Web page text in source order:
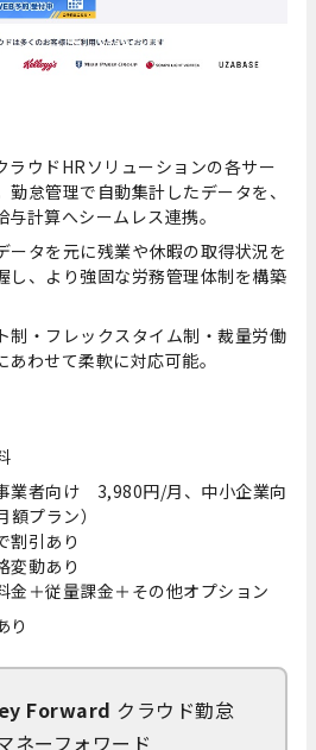
ラウドHRソリューションの各サー
勤怠管理で自動集計したデータを、
計算へシームレス連携。
ータを元に残業や休暇の取得状況を
し、より強固な労務管理体制を構築
制・フレックスタイム制・裁量労働
わせて柔軟に対応可能。
業者向け 3,980円/月、中小企業向
プラン）
割引あり
変動あり
＋従量課金＋その他オプション
り
Forward クラウド勤怠
ネーフォワード